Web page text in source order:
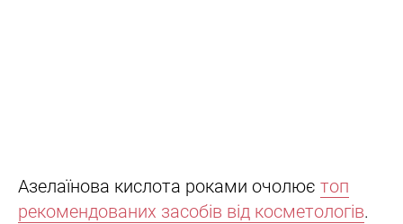
Азелаїнова кислота роками очолює топ
рекомендованих засобів від косметологів.